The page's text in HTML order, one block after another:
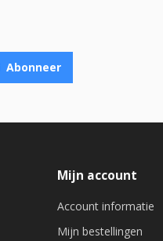
Abonneer
Mijn account
Account informatie
Mijn bestellingen